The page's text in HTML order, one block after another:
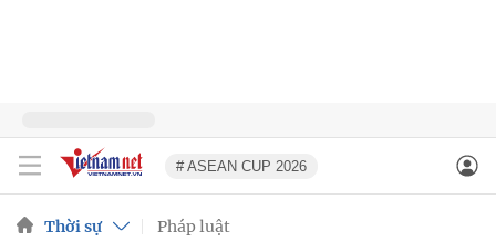
# ASEAN CUP 2026
Thời sự Pháp luật